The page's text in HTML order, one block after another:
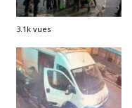
3.1k vues